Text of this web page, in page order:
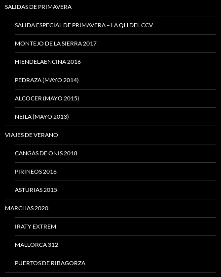
SALIDAS DE PRIMAVERA
SALIDA ESPECIAL DE PRIMAVERA – LA QH DEL CCV
MONTEJO DE LA SIERRA 2017
HIENDELAENCINA 2016
PEDRAZA (MAYO 2014)
ALCOCER (MAYO 2015)
NEILA (MAYO 2013)
VIAJES DE VERANO
CANGAS DE ONIS 2018
PIRINEOS 2016
ASTURIAS 2015
MARCHAS 2020
IRATY EXTREM
MALLORCA 312
PUERTOS DE RIBAGORZA